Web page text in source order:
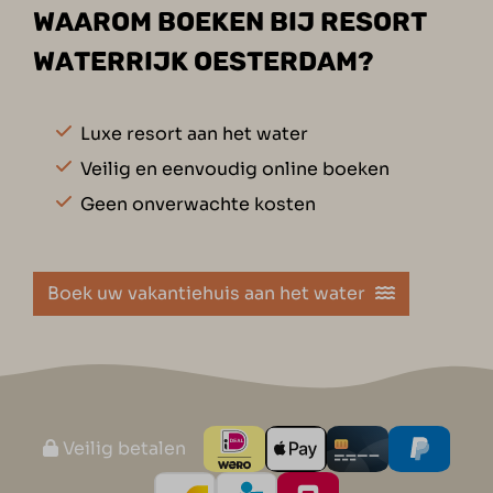
WAAROM BOEKEN BIJ RESORT
WATERRIJK OESTERDAM?
Luxe resort aan het water
Veilig en eenvoudig online boeken
Geen onverwachte kosten
Boek uw vakantiehuis aan het water
Veilig betalen